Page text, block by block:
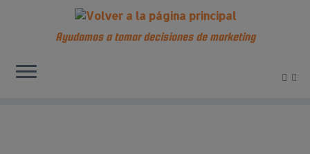
Saltar
Ayudamos a tomar decisiones de marketing